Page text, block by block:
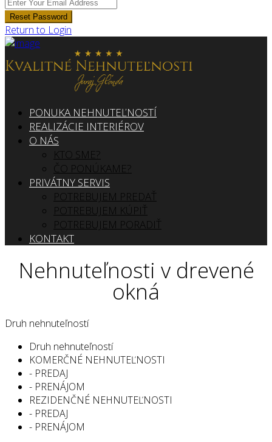
Reset Password
Return to Login
PONUKA NEHNUTEĽNOSTÍ
REALIZÁCIE INTERIÉROV
O NÁS
KTO SME?
ČO PONÚKAME?
PRIVÁTNY SERVIS
POTREBUJEM PREDAŤ
POTREBUJEM KÚPIŤ
POTREBUJEM PORADIŤ
KONTAKT
Nehnuteľnosti v drevené
okná
Druh nehnuteľností
Druh nehnuteľností
KOMERČNÉ NEHNUTEĽNOSTI
- PREDAJ
- PRENÁJOM
REZIDENČNÉ NEHNUTEĽNOSTI
- PREDAJ
- PRENÁJOM